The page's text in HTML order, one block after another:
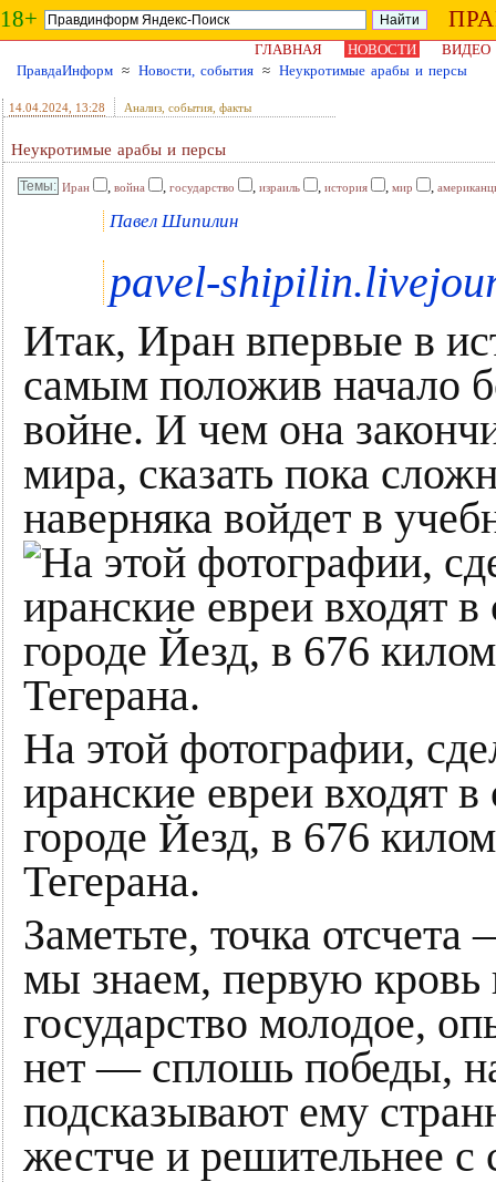
18+
ГЛАВНАЯ НОВОСТИ
ВИДЕО
ПравдаИнформ ≈ Новости, события ≈ Неукротимые арабы и персы
14.04.2024 , 13:28 Анализ, события, факты
Неукротимые арабы и персы
Иран , война , государство , израиль , история , мир ,
Павел Шипилин
pavel-
Итак, Иран впервые в
самым положив начало
войне. И чем она
мира, сказать пока
наверняка войдет в
На этой фотографии,
иранские евреи входят
городе Йезд, в 676
Тегерана.
Заметьте, точка
мы знаем, первую кровь
государство молодое,
нет — сплошь победы,
подсказывают ему
жестче и решительнее с